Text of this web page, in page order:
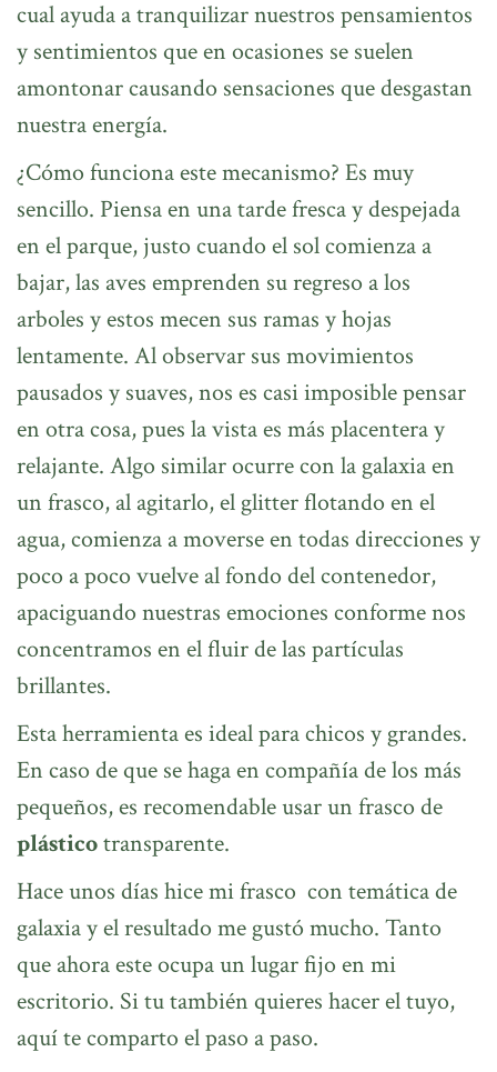
cual ayuda a tranquilizar nuestros pensamientos
y sentimientos que en ocasiones se suelen
amontonar causando sensaciones que desgastan
nuestra energía.
¿Cómo funciona este mecanismo? Es muy
sencillo. Piensa en una tarde fresca y despejada
en el parque, justo cuando el sol comienza a
bajar, las aves emprenden su regreso a los
arboles y estos mecen sus ramas y hojas
lentamente. Al observar sus movimientos
pausados y suaves, nos es casi imposible pensar
en otra cosa, pues la vista es más placentera y
relajante. Algo similar ocurre con la galaxia en
un frasco, al agitarlo, el glitter flotando en el
agua, comienza a moverse en todas direcciones y
poco a poco vuelve al fondo del contenedor,
apaciguando nuestras emociones conforme nos
concentramos en el fluir de las partículas
brillantes.
Esta herramienta es ideal para chicos y grandes.
En caso de que se haga en compañía de los más
pequeños, es recomendable usar un frasco de
plásticotransparente.
Hace unos días hice mi frasco con temática de
galaxia y el resultado me gustó mucho. Tanto
que ahora este ocupa un lugar fijo en mi
escritorio. Si tu también quieres hacer el tuyo,
aquí te comparto el paso a paso.